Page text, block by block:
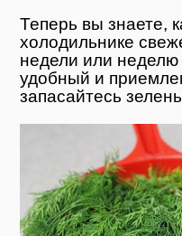
Теперь вы знаете,
холодильнике
недели или
удобный и
запасайтесь